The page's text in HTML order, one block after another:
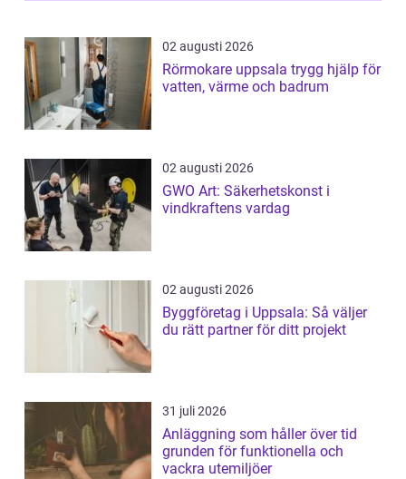
02 augusti 2026
Rörmokare uppsala trygg hjälp för
vatten, värme och badrum
02 augusti 2026
GWO Art: Säkerhetskonst i
vindkraftens vardag
02 augusti 2026
Byggföretag i Uppsala: Så väljer
du rätt partner för ditt projekt
31 juli 2026
Anläggning som håller över tid
grunden för funktionella och
vackra utemiljöer